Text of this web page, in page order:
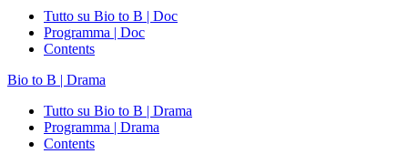
Tutto su Bio to B | Doc
Programma | Doc
Contents
Bio to B | Drama
Tutto su Bio to B | Drama
Programma | Drama
Contents